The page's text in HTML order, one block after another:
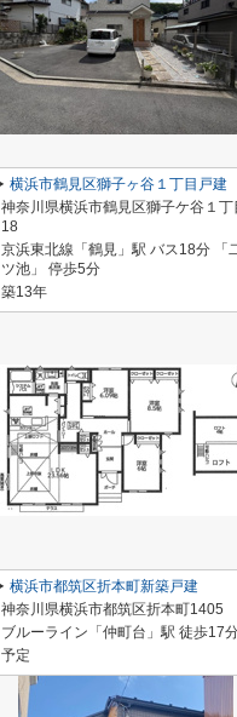
横浜市鶴見区獅子ヶ谷１丁目戸建
神奈川県横浜市鶴見区獅子ケ谷１丁
18
京浜東北線「鶴見」駅 バス18分 「
ツ池」 停歩5分
築13年
横浜市都筑区折本町新築戸建
神奈川県横浜市都筑区折本町1405
ブルーライン「仲町台」駅 徒歩17
予定